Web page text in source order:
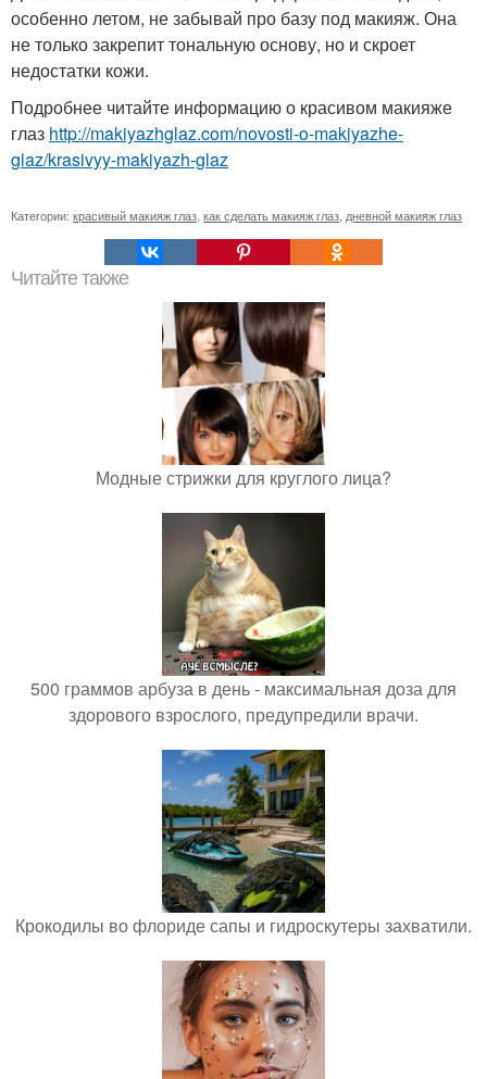
особенно летом, не забывай про базу под макияж. Она
не только закрепит тональную основу, но и скроет
недостатки кожи.
Подробнее читайте информацию о красивом макияже
глаз http://makiyazhglaz.com/novosti-o-makiyazhe-
glaz/krasivyy-makiyazh-glaz
Категории: красивый макияж глаз как сделать макияж глаз дневной макияж глаз
Читайте также
Модные стрижки для круглого лица?
500 граммов арбуза в день - максимальная доза для
здорового взрослого, предупредили врачи.
Крокодилы во флориде сапы и гидроскутеры захватили.